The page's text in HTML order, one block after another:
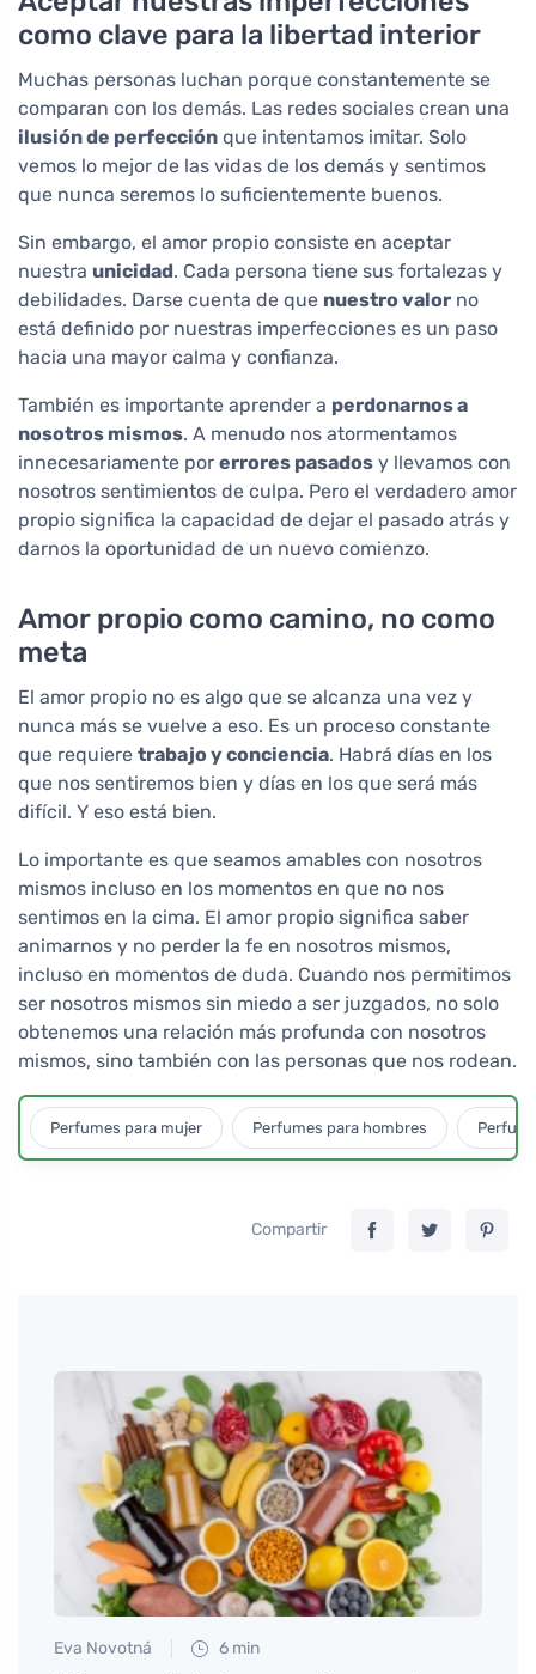
como clave para la libertad interior
Muchas personas luchan porque constantemente se
comparan con los demás. Las redes sociales crean una
ilusión de perfección que intentamos imitar. Solo
vemos lo mejor de las vidas de los demás y sentimos
que nunca seremos lo suficientemente buenos.
Sin embargo, el amor propio consiste en aceptar
nuestra unicidad. Cada persona tiene sus fortalezas y
debilidades. Darse cuenta de que nuestro valor no
está definido por nuestras imperfecciones es un paso
hacia una mayor calma y confianza.
También es importante aprender a perdonarnos a
nosotros mismos. A menudo nos atormentamos
innecesariamente por errores pasados y llevamos con
nosotros sentimientos de culpa. Pero el verdadero amor
propio significa la capacidad de dejar el pasado atrás y
darnos la oportunidad de un nuevo comienzo.
Amor propio como camino, no como
meta
El amor propio no es algo que se alcanza una vez y
nunca más se vuelve a eso. Es un proceso constante
que requiere trabajo y conciencia. Habrá días en los
que nos sentiremos bien y días en los que será más
difícil. Y eso está bien.
Lo importante es que seamos amables con nosotros
mismos incluso en los momentos en que no nos
sentimos en la cima. El amor propio significa saber
animarnos y no perder la fe en nosotros mismos,
incluso en momentos de duda. Cuando nos permitimos
ser nosotros mismos sin miedo a ser juzgados, no solo
obtenemos una relación más profunda con nosotros
mismos, sino también con las personas que nos rodean.
Perfumes para mujer Perfumes para hombres
Compartir
Eva Novotná 6 min